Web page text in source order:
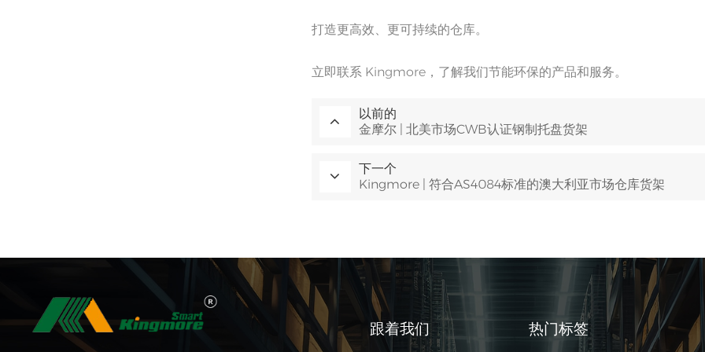
打造更高效、更可持续的仓库。
立即联系 Kingmore，了解我们节能环保的产品和服务。
以前的
金摩尔 | 北美市场CWB认证钢制托盘货架
下一个
Kingmore | 符合AS4084标准的澳大利亚市场仓库货架
跟着我们 热门标签